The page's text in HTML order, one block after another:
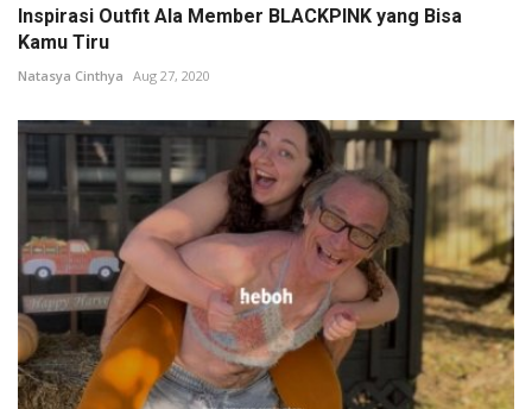
Inspirasi Outfit Ala Member BLACKPINK yang Bisa
Kamu Tiru
Natasya Cinthya Aug 27, 2020